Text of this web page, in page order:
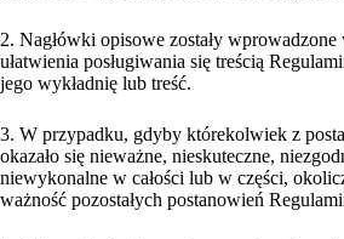
2. Nagłówki opisowe zostały wprowadzone
ułatwienia posługiwania się treścią
jego wykładnię lub treść.
3. W przypadku, gdyby którekolwiek z
okazało się nieważne, nieskuteczne,
niewykonalne w całości lub w części,
ważność pozostałych postanowień